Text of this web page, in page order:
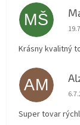
MŠ
Krásny kvalitný
AM
Super tovar